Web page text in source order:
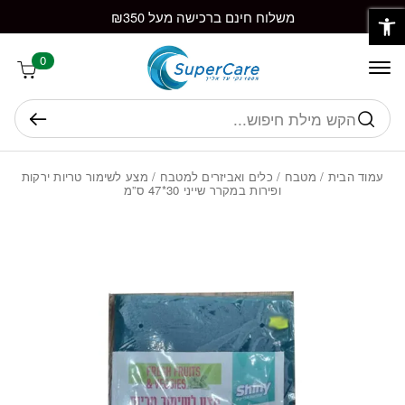
Skip to Content משלוח חינם ברכישה מעל ₪350
0
חיפוש
עמוד הבית / מטבח / כלים ואביזרים למטבח / מצע לשימור טריות ירקות
ופירות במקרר שייני 30*47 ס”מ
בחזרה למעלה
פתח סרגל נגישות